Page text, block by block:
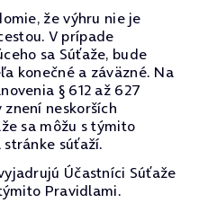
že výhru nie je
V prípade
sa Súťaže, bude
konečné a záväzné. Na
§ 612 až 627
neskorších
sa môžu s týmito
súťaží.
Účastníci Súťaže
Pravidlami.